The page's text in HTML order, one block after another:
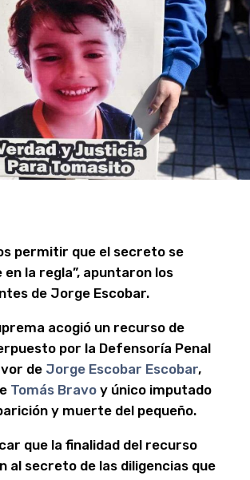
permitir que el secreto se
la regla”, apuntaron los
de Jorge Escobar.
acogió un recurso de
por la Defensoría Penal
de Jorge Escobar Escobar,
Tomás Bravo y único imputado
y muerte del pequeño.
que la finalidad del recurso
al secreto de las diligencias que